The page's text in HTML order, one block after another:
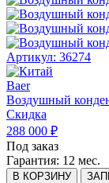
Артикул: 36274
Baer
Воздушный
Скидка
288 000 ₽
Под заказ
Гарантия: 12 мес.
В КОРЗИНУ